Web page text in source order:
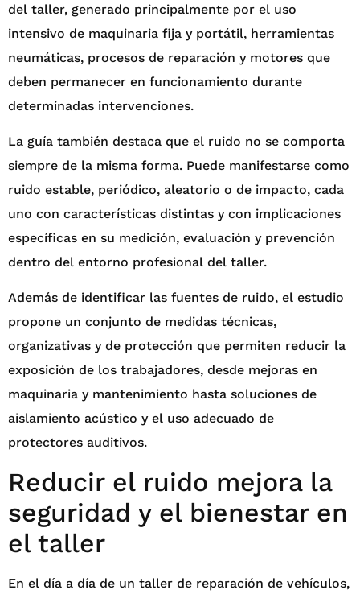
del taller, generado principalmente por el uso
intensivo de maquinaria fija y portátil, herramientas
neumáticas, procesos de reparación y motores que
deben permanecer en funcionamiento durante
determinadas intervenciones.
La guía también destaca que el ruido no se comporta
siempre de la misma forma. Puede manifestarse como
ruido estable, periódico, aleatorio o de impacto, cada
uno con características distintas y con implicaciones
específicas en su medición, evaluación y prevención
dentro del entorno profesional del taller.
Además de identificar las fuentes de ruido, el estudio
propone un conjunto de medidas técnicas,
organizativas y de protección que permiten reducir la
exposición de los trabajadores, desde mejoras en
maquinaria y mantenimiento hasta soluciones de
aislamiento acústico y el uso adecuado de
protectores auditivos.
Reducir el ruido mejora la
seguridad y el bienestar en
el taller
En el día a día de un taller de reparación de vehículos,